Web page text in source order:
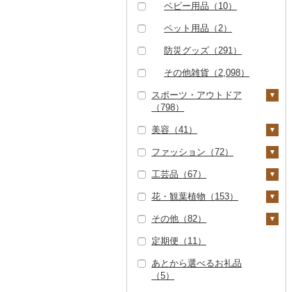
ベビー用品（10）
ペット用品（2）
防災グッズ（291）
その他雑貨（2,098）
スポーツ・アウトドア
（798）
ゴルフ（0）
釣り（0）
サイクリング（0）
アウトドア・キャンプ
1）
ウェア・ユニフォーム
（0）
美容（41）
スキンケア（8）
化粧水・乳液・美容液
（8）
シャンプー・リンス
（0）
入浴剤（0）
アロマ（0）
ファッション（72）
鞄・バッグ（7）
トートバッグ・ショル
ツケース（0）
その他鞄・バッグ
（1）
洋服（1）
女性・レディース
子供・ベビー（0）
和服（0）
靴・履物（3）
靴・シューズ（0）
アクセサリー（60）
工芸品（67）
織物（0）
陶器・漆器（0）
その他装飾品・工芸品
数珠（0）
花・観葉植物（153）
観葉植物・苗木（2
胡蝶蘭（0）
盆栽・その他（143）
その他（82）
地域サービス（9）
その他（73）
定期便（11）
あとから選べるお礼品
（5）